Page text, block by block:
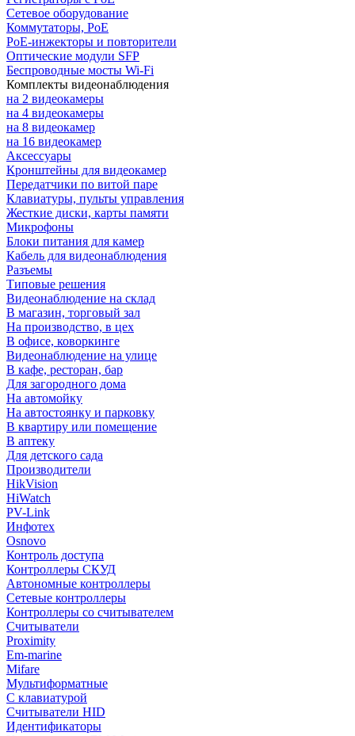
Сетевое оборудование
Коммутаторы, PoE
PoE-инжекторы и повторители
Оптические модули SFP
Беспроводные мосты Wi-Fi
Комплекты видеонаблюдения
на 2 видеокамеры
на 4 видеокамеры
на 8 видеокамер
на 16 видеокамер
Аксессуары
Кронштейны для видеокамер
Передатчики по витой паре
Клавиатуры, пульты управления
Жесткие диски, карты памяти
Микрофоны
Блоки питания для камер
Кабель для видеонаблюдения
Разъемы
Типовые решения
Видеонаблюдение на склад
В магазин, торговый зал
На производство, в цех
В офисе, коворкинге
Видеонаблюдение на улице
В кафе, ресторан, бар
Для загородного дома
На автомойку
На автостоянку и парковку
В квартиру или помещение
В аптеку
Для детского сада
Производители
HikVision
HiWatch
PV-Link
Инфотех
Osnovo
Контроль доступа
Контроллеры СКУД
Автономные контроллеры
Сетевые контроллеры
Контроллеры со считывателем
Считыватели
Proximity
Em-marine
Mifare
Мультиформатные
С клавиатурой
Считыватели HID
Идентификаторы